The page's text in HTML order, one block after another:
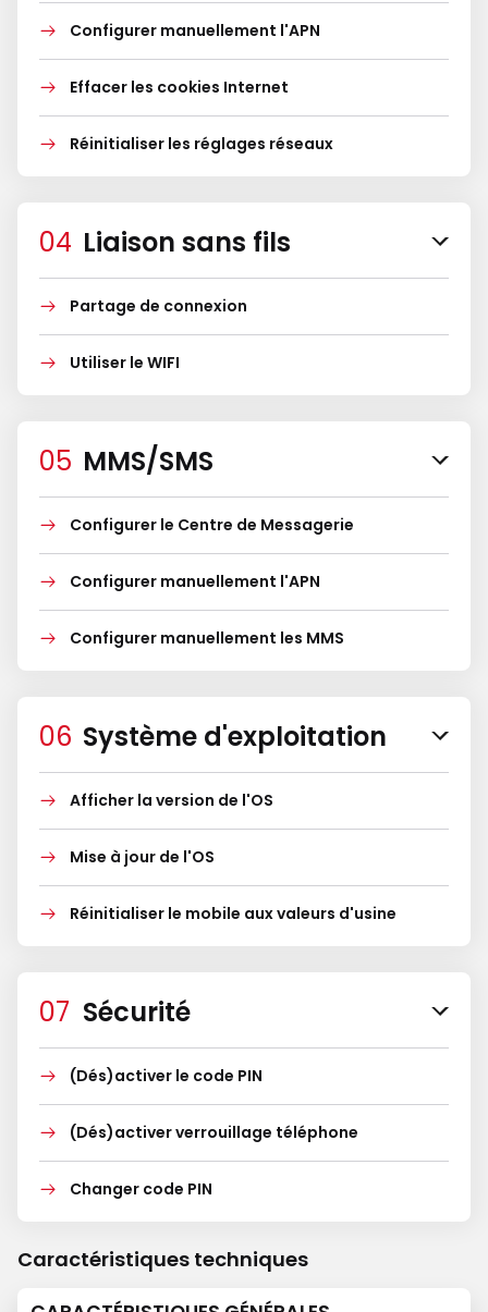
Configurer manuellement l'APN
Effacer les cookies Internet
Réinitialiser les réglages réseaux
Liaison sans fils
Partage de connexion
Utiliser le WIFI
MMS/SMS
Configurer le Centre de Messagerie
Configurer manuellement l'APN
Configurer manuellement les MMS
Système d'exploitation
Afficher la version de l'OS
Mise à jour de l'OS
Réinitialiser le mobile aux valeurs d'usine
Sécurité
(Dés)activer le code PIN
(Dés)activer verrouillage téléphone
Changer code PIN
Caractéristiques techniques